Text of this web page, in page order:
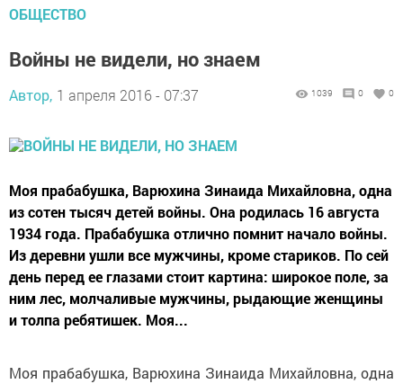
ОБЩЕСТВО
Войны не видели, но знаем
Автор, 1 апреля 2016 - 07:37 1039 0 0
Моя прабабушка, Варюхина Зинаида Михайловна, одна
из сотен тысяч детей войны. Она родилась 16 августа
1934 года. Прабабушка отлично помнит начало войны.
Из деревни ушли все мужчины, кроме стариков. По сей
день перед ее глазами стоит картина: широкое поле, за
ним лес, молчаливые мужчины, рыдающие женщины
и толпа ребятишек. Моя...
Моя прабабушка, Варюхина Зинаида Михайловна, одна